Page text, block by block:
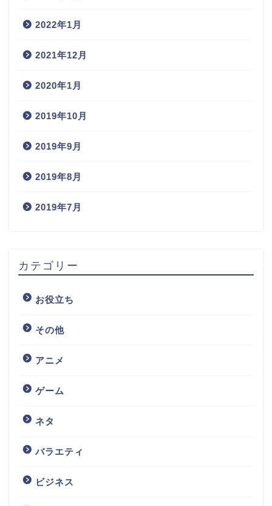
2022年1月
2021年12月
2020年1月
2019年10月
2019年9月
2019年8月
2019年7月
カテゴリー
お役立ち
その他
アニメ
ゲーム
ネタ
バラエティ
ビジネス